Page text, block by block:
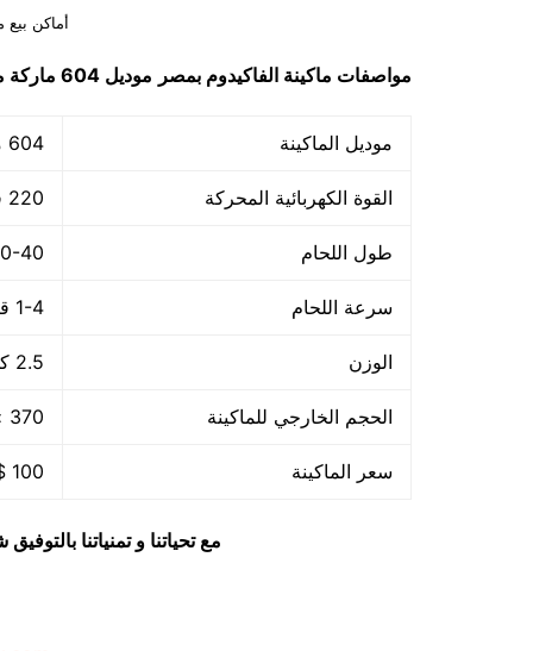
أماكن بيع
مواصفات ماكينة الفاكيدوم بمصر موديل 604
موديل الماكينة 604 ماركة مهندس منسي
القوة الكهربائية المحركة 220 فولت – 50هرتز
طول اللحام 30-40
سرعة اللحام 1-4 قطعة/الدقيقة
الوزن 2.5 كجم
الحجم الخارجي للماكينة 370 × 140 × 73 مم
سعر الماكينة 100 $ او ما يعادله بالجنيه المصرى
مع تحياتنا و تمنياتنا